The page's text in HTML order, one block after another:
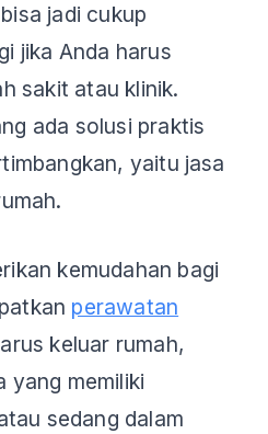
jadi cukup
jika Anda harus
sakit atau klinik.
ada solusi praktis
yaitu jasa
kemudahan bagi
perawatan
keluar rumah,
yang memiliki
sedang dalam